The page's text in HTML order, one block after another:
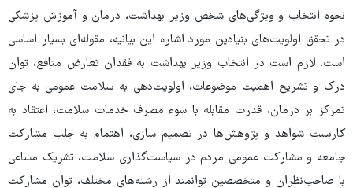
نحوه انتخاب و ویژگی‌های شخص وزیر بهداشت، درمان و آموزش پزشکی
در تحقق اولویت‌های بنیادین مورد اشاره این بیانیه، مقوله‌ای بسیار اساسی
است. لازم است در انتخاب وزیر بهداشت به فقدان تعارض منافع، توان
درک و تشریح اهمیت موضوعات، اولویت‌دهی به سلامت عمومی به جای
تمرکز بر درمان، قدرت مقابله با سوء مصرف خدمات سلامت، اعتقاد به
کاربست شواهد و پژوهش‌ها در تصمیم سازی، اهتمام به جلب مشارکت
جامعه و مشارکت عمومی مردم در سیاست‌گذاری سلامت، تشریک مساعی
با صاحب‌نظران و متخصصین توانمند از رشته‌های مختلف، توان مشارکت